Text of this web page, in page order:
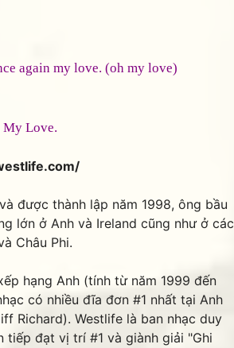
again my love. (oh my love)
My Love.
thành lập năm 1998, ông bầu
lớn ở Anh và Ireland cũng như ở các
Châu Phi.
hạng Anh (tính từ năm 1999 đến
có nhiều đĩa đơn #1 nhất tại Anh
Richard). Westlife là ban nhạc duy
tiếp đạt vị trí #1 và giành giải "Ghi